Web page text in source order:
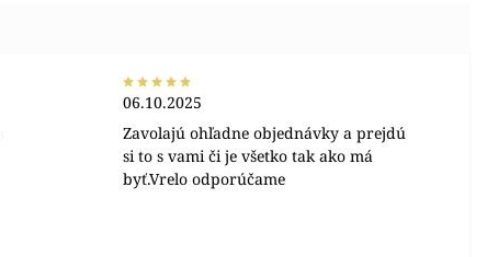
06.10.2025
Zavolajú ohľadne objednávky a prejdú
si to s vami či je všetko tak ako má
byť.Vrelo odporúčame